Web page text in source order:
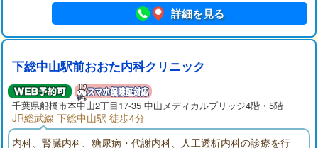
詳細を見る
下総中山駅前おおた内科クリニック
千葉県船橋市本中山2丁目17-35 中山メディカルブリッジ4階・5階
JR総武線 下総中山駅 徒歩4分
内科、腎臓内科、糖尿病・代謝内科、人工透析内科の診療を行